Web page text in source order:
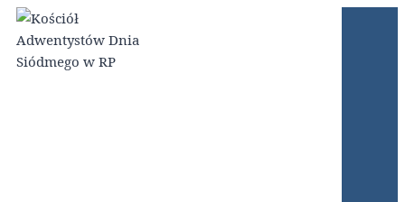
Przejdź
do
treści